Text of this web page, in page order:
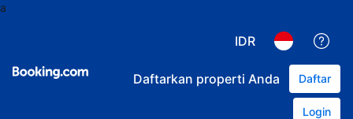
a
IDR
Daftarkan properti Anda Daftar
Login